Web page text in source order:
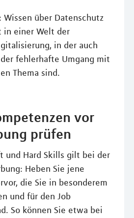
über Datenschutz
in einer Welt der
in der auch
fehlerhafte Umgang mit
Thema sind.
vor
prüfen
und Hard Skills gilt bei der
Heben Sie jene
die Sie in besonderem
und für den Job
So können Sie etwa bei